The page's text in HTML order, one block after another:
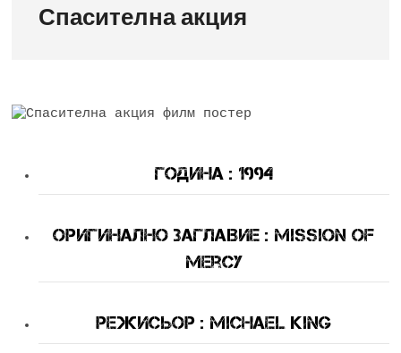
Спасителна акция
Година : 1994
оригинално Заглавие : Mission of
Mercy
Режисьор : Michael King